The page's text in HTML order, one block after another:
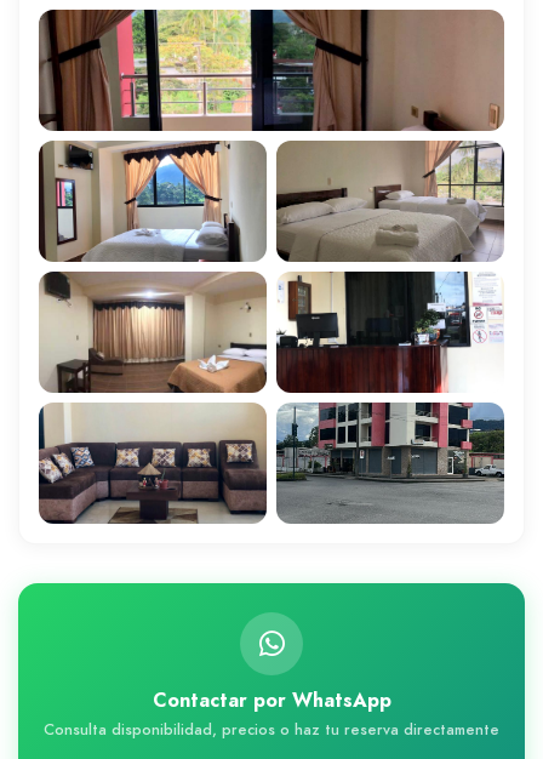
Contactar por WhatsApp
Consulta disponibilidad, precios o haz tu reserva directamente